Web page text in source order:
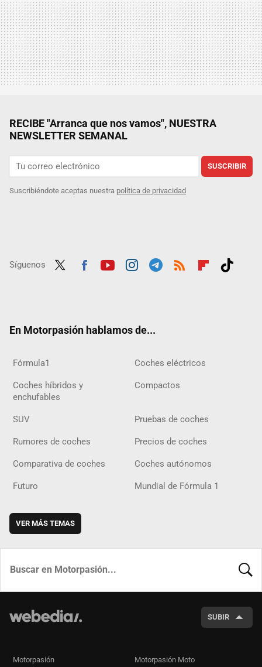
RECIBE "Arranca que nos vamos", NUESTRA
NEWSLETTER SEMANAL
SUSCRIBIR
Suscribiéndote aceptas nuestra política de privacidad
Síguenos
En Motorpasión hablamos de...
Fórmula1 Coches eléctricos
Coches híbridos y
enchufables
Compactos
SUV Pruebas de coches
Rumores de coches Precios de coches
Comparativa de coches Coches autónomos
Futuro Mundial de Fórmula 1
VER MÁS TEMAS
SUBIR
Motorpasión Motorpasión Moto